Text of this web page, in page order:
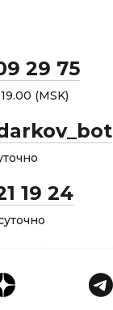
29 75
(MSK)
19 24